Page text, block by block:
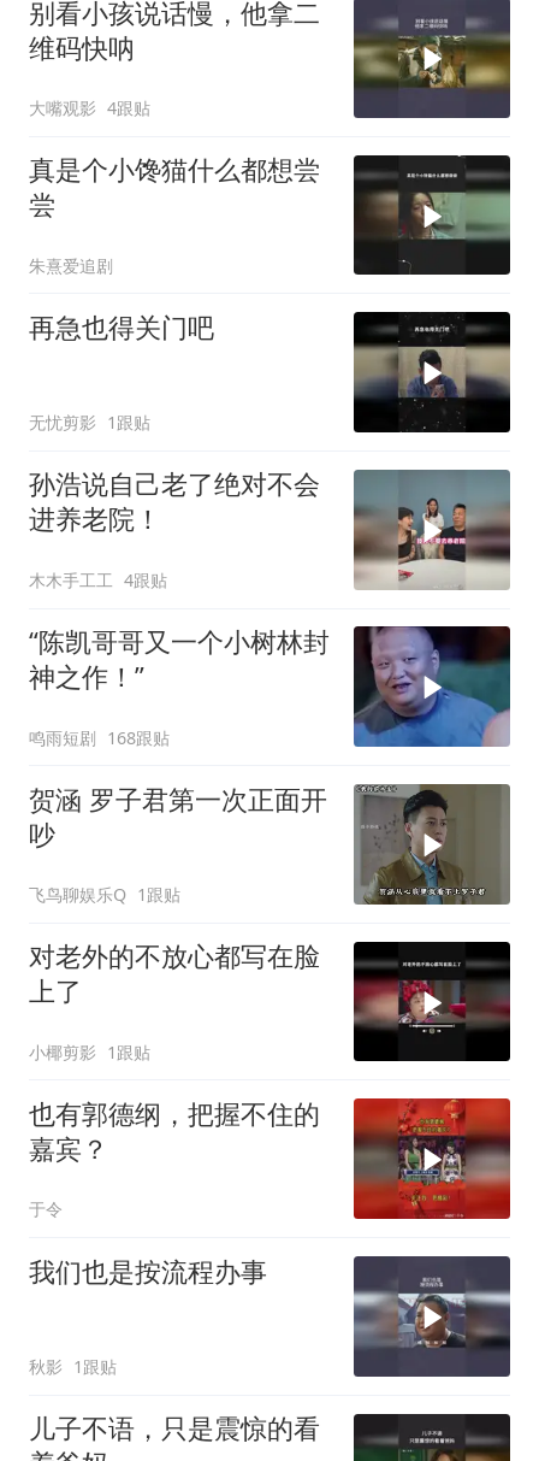
别看小孩说话慢，他拿二
维码快呐
大嘴观影 4跟贴
真是个小馋猫什么都想尝
尝
朱熹爱追剧
再急也得关门吧
无忧剪影 1跟贴
孙浩说自己老了绝对不会
进养老院！
木木手工工 4跟贴
“陈凯哥哥又一个小树林封
神之作！”
鸣雨短剧 168跟贴
贺涵 罗子君第一次正面开
吵
飞鸟聊娱乐Q 1跟贴
对老外的不放心都写在脸
上了
小椰剪影 1跟贴
也有郭德纲，把握不住的
嘉宾？
于令
我们也是按流程办事
秋影 1跟贴
儿子不语，只是震惊的看